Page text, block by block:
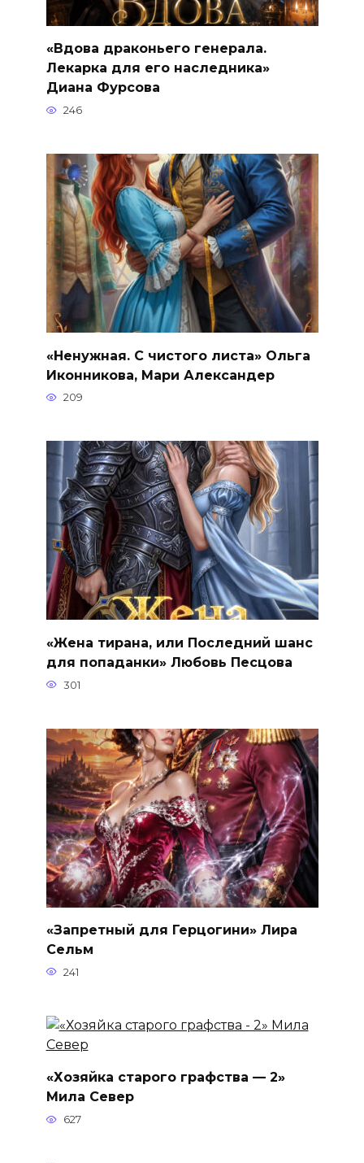
«Вдова драконьего генерала.
Лекарка для его наследника»
Диана Фурсова
246
«Ненужная. С чистого листа» Ольга
Иконникова, Мари Александер
209
«Жена тирана, или Последний шанс
для попаданки» Любовь Песцова
301
«Запретный для Герцогини» Лира
Сельм
241
«Хозяйка старого графства — 2»
Мила Север
627